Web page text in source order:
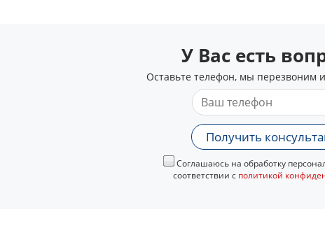
У Вас есть
Оставьте телефон, мы перезвоним
Получить
Соглашаюсь на обработку
соответствии с политикой